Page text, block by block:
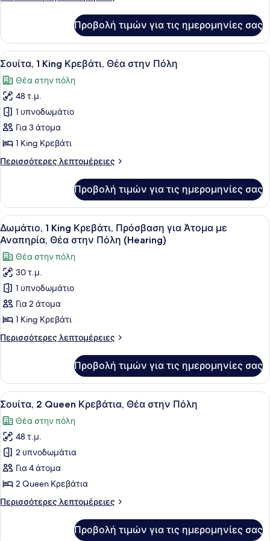
Κρεβάτι,
Πόλη
1
King
Κρεβάτι,
στην
Πόλη
Προβολή τιμών για τις ημερομηνίες σας
Προβολή
όλων
των
φωτογραφιών
για
Σουίτα,
1
Κρεβάτι,
Πόλη
Ένα δωμάτιο ξενοδοχείου με ένα
5
Σουίτα, 1 King Κρεβάτι, Θέα στην Πόλη
Θέα στην πόλη
48 τ.μ.
1 υπνοδωμάτιο
Για 3 άτομα
1 King Κρεβάτι
Περισσότερες λεπτομέρειες
Περισσότερες
1
King
Κρεβάτι,
Θέα
στην
Πόλη
Προβολή τιμών για τις ημερομηνίες σας
Προβολή
όλων
των
φωτογραφιών
για
Δωμάτιο,
1
King
Κρεβάτι,
Πρόσβαση
Άτομα
με
Αναπηρία,
Θέα
στην
Πόλη
(Hearing)
Ένα δωμάτιο ξενοδοχείου με ένα
7
Δωμάτιο, 1 King Κρεβάτι, Πρόσβαση για Άτομα με
Αναπηρία, Θέα στην Πόλη (Hearing)
Θέα στην πόλη
30 τ.μ.
1 υπνοδωμάτιο
Για 2 άτομα
1 King Κρεβάτι
Περισσότερες λεπτομέρειες
Περισσότερες
1
King
Κρεβάτι,
για
Άτομα
με
Αναπηρία,
Θέα
στην
Πόλη
(Hearing)
Προβολή τιμών για τις ημερομηνίες σας
Προβολή
όλων
των
φωτογραφιών
για
Σουίτα,
2
Κρεβάτια,
Ένα σύγχρονο δωμάτιο
7
Σουίτα, 2 Queen Κρεβάτια, Θέα στην Πόλη
Θέα στην πόλη
48 τ.μ.
2 υπνοδωμάτια
Για 4 άτομα
2 Queen Κρεβάτια
Περισσότερες λεπτομέρειες
Περισσότερες
Προβολή τιμών για τις ημερομηνίες σας